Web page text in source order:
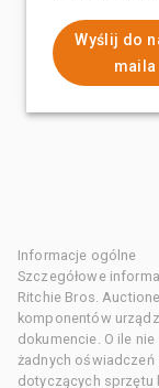
Wyślij do
maila
Informacje ogólne
Szczegółowe
Ritchie Bros.
komponentów
dokumencie. O ile
żadnych oświadczeń
dotyczących sprzętu